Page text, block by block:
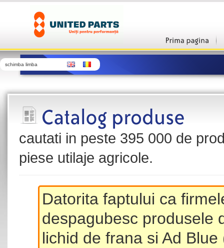
schimba limba
cautati in peste 395 000 de
piese utilaje agricole.
Datorita faptului ca
despagubesc produsele
lichid de frana si Ad